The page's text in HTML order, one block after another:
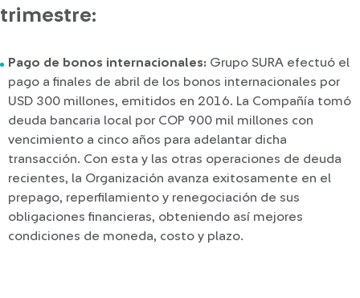
trimestre:
Pago de bonos internacionales: Grupo SURA efectuó el
pago a finales de abril de los bonos internacionales por
USD 300 millones, emitidos en 2016. La Compañía tomó
deuda bancaria local por COP 900 mil millones con
vencimiento a cinco años para adelantar dicha
transacción. Con esta y las otras operaciones de deuda
recientes, la Organización avanza exitosamente en el
prepago, reperfilamiento y renegociación de sus
obligaciones financieras, obteniendo así mejores
condiciones de moneda, costo y plazo.